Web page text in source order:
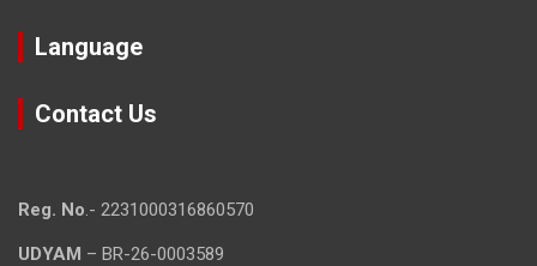
Language
Contact Us
Reg. No.- 2231000316860570
UDYAM – BR-26-0003589